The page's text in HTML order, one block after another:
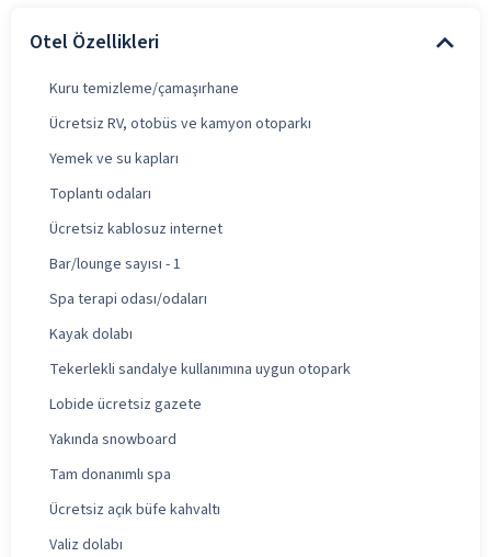
Otel Özellikleri
Kuru temizleme/çamaşırhane
Ücretsiz RV, otobüs ve kamyon otoparkı
Yemek ve su kapları
Toplantı odaları
Ücretsiz kablosuz internet
Bar/lounge sayısı - 1
Spa terapi odası/odaları
Kayak dolabı
Tekerlekli sandalye kullanımına uygun otopark
Lobide ücretsiz gazete
Yakında snowboard
Tam donanımlı spa
Ücretsiz açık büfe kahvaltı
Valiz dolabı